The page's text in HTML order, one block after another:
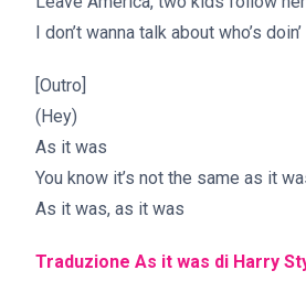
I don’t wanna talk about who’s
[Outro]
(Hey)
As it was
You know it’s not the same as it
As it was, as it was
Traduzione As it was di Harry